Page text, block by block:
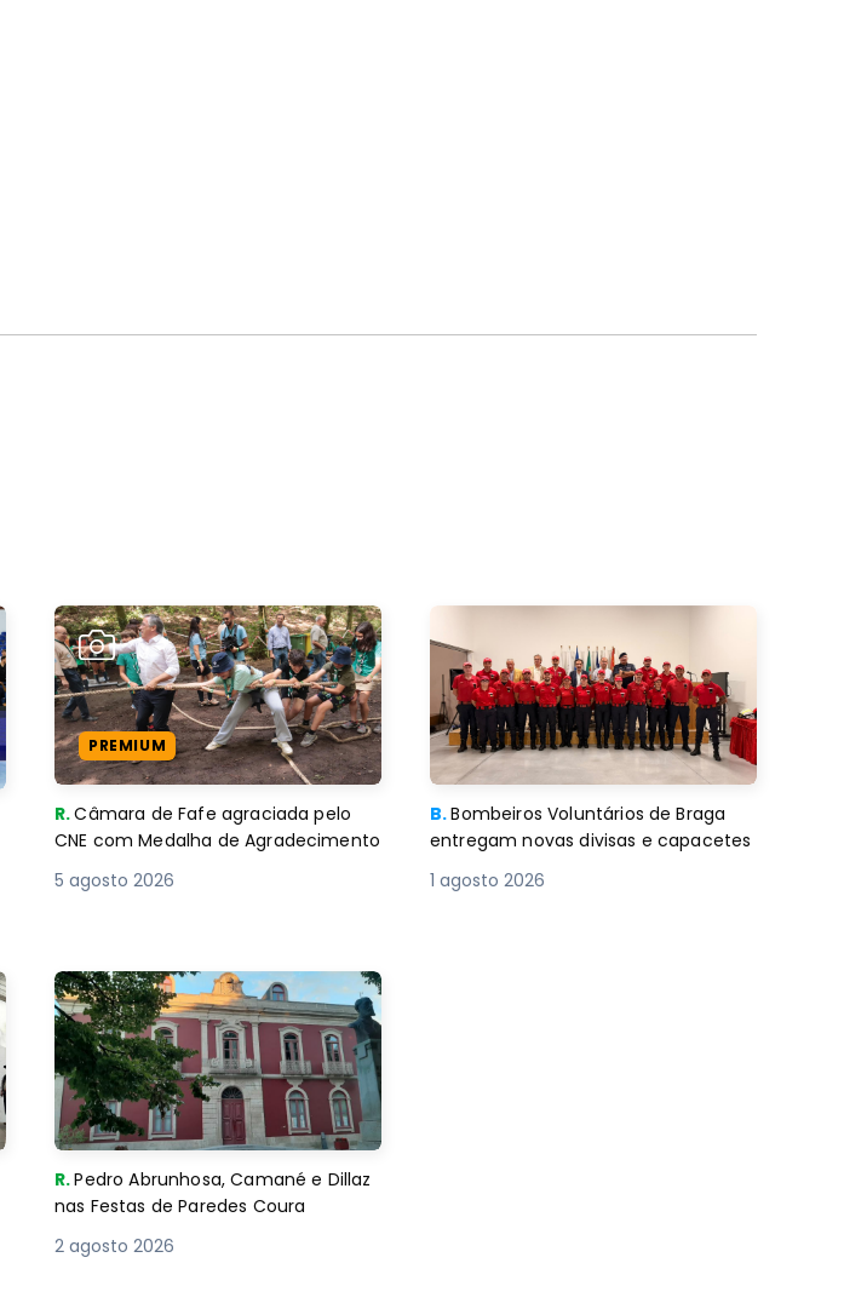
PREMIUM
R.Câmara de Fafe agraciada pelo
CNE com Medalha de Agradecimento
5 agosto 2026
B.Bombeiros Voluntários de Braga
entregam novas divisas e capacetes
1 agosto 2026
R.Pedro Abrunhosa, Camané e Dillaz
nas Festas de Paredes Coura
2 agosto 2026